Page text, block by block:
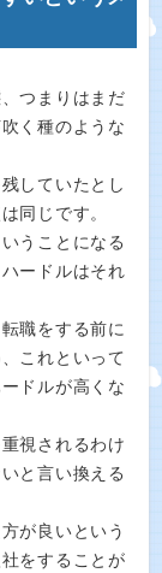
つまりはまだ
く種のような
していたとし
同じです。
うことになる
ードルはそれ
職をする前に
これといって
ドルが高くな
視されるわけ
と言い換える
が良いという
をすることが